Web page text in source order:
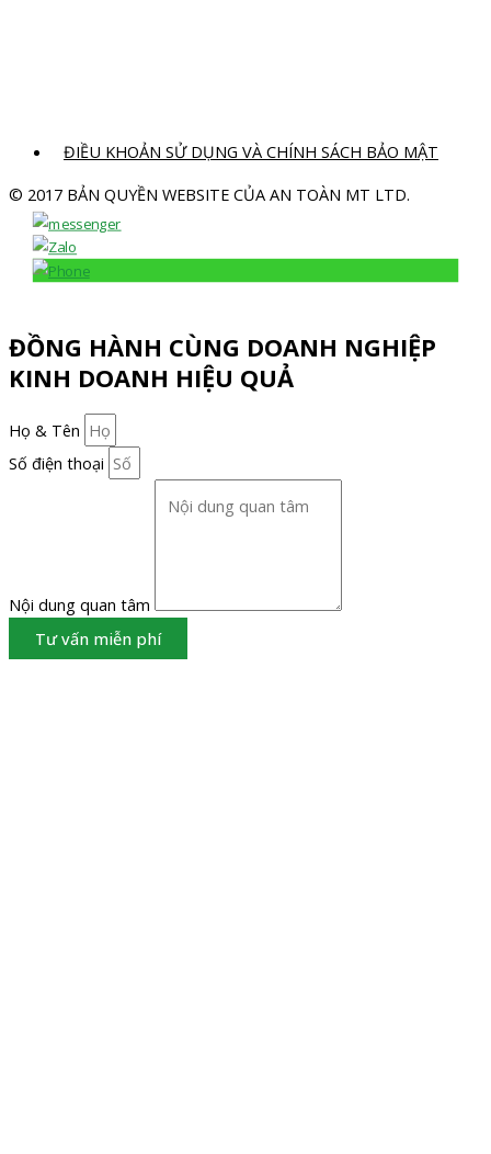
ĐIỀU KHOẢN SỬ DỤNG VÀ CHÍNH SÁCH BẢO MẬT
© 2017 BẢN QUYỀN WEBSITE CỦA AN TOÀN MT LTD.
ĐỒNG HÀNH CÙNG DOANH NGHIỆP
KINH DOANH HIỆU QUẢ
Họ & Tên
Số điện thoại
Nội dung quan tâm
Tư vấn miễn phí